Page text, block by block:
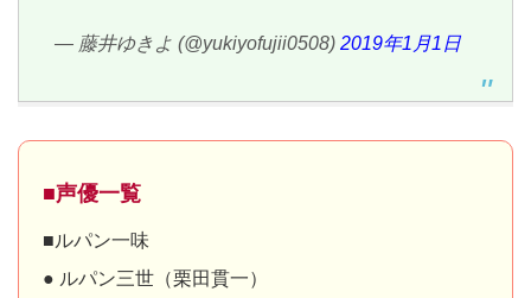
— 藤井ゆきよ (@yukiyofujii0508) 2019年1月1日
■声優一覧
■ルパン一味
● ルパン三世（栗田貫一）